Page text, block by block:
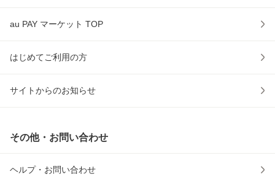
au PAY マーケット TOP
はじめてご利用の方
サイトからのお知らせ
その他・お問い合わせ
ヘルプ・お問い合わせ